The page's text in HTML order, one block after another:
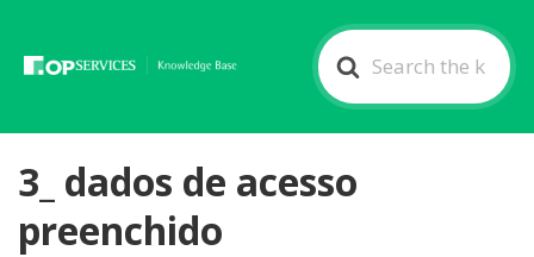
Search
For
3_ dados de acesso
preenchido